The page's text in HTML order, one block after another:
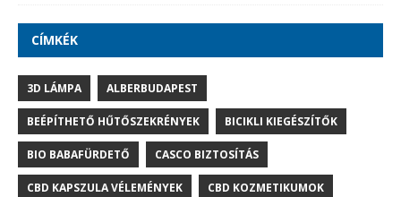
CÍMKÉK
3D LÁMPA ALBERBUDAPEST
BEÉPÍTHETŐ HŰTŐSZEKRÉNYEK BICIKLI KIEGÉSZÍTŐK
BIO BABAFÜRDETŐ CASCO BIZTOSÍTÁS
CBD KAPSZULA VÉLEMÉNYEK CBD KOZMETIKUMOK